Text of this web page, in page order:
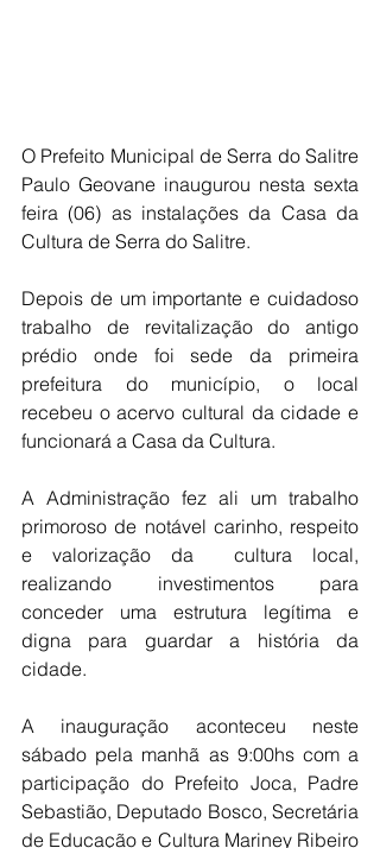
O Prefeito Municipal de Serra do Salitre
Paulo Geovane inaugurou nesta sexta
feira (06) as instalações da Casa da
Cultura de Serra do Salitre.
Depois de um importante e cuidadoso
trabalho de revitalização do antigo
prédio onde foi sede da primeira
prefeitura do município, o local
recebeu o acervo cultural da cidade e
funcionará a Casa da Cultura.
A Administração fez ali um trabalho
primoroso de notável carinho, respeito
e valorização da  cultura local,
realizando investimentos para
conceder uma estrutura legítima e
digna para guardar a história da
cidade.
A inauguração aconteceu neste
sábado pela manhã as 9:00hs com a
participação do Prefeito Joca, Padre
Sebastião, Deputado Bosco, Secretária
de Educação e Cultura Mariney Ribeiro